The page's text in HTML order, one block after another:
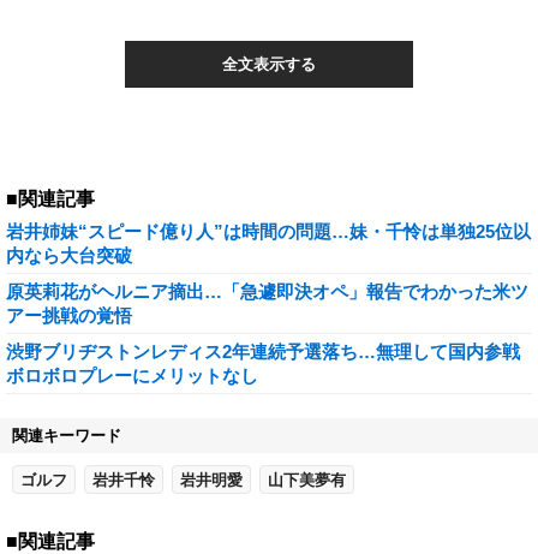
全文表示する
■関連記事
岩井姉妹“スピード億り人”は時間の問題…妹・千怜は単独25位以
内なら大台突破
原英莉花がヘルニア摘出…「急遽即決オペ」報告でわかった米ツ
アー挑戦の覚悟
渋野ブリヂストンレディス2年連続予選落ち…無理して国内参戦
ボロボロプレーにメリットなし
関連キーワード
ゴルフ 岩井千怜 岩井明愛 山下美夢有
■関連記事